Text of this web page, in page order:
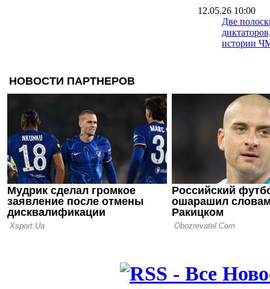
12.05.26 10:00
Две
истории
первые
06.05.26 10:00
ЧМ-1966:
чаепитие,
вставная
04.05.26 10:00
ЧМ-1962:
чемпионат
футбола